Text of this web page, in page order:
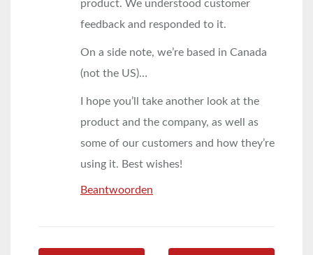
product. We understood customer
feedback and responded to it.
On a side note, we’re based in Canada
(not the US)…
I hope you’ll take another look at the
product and the company, as well as
some of our customers and how they’re
using it. Best wishes!
Beantwoorden